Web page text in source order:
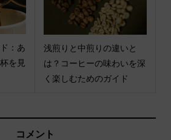
：あ
を見
浅煎りと中煎りの違いと
は？コーヒーの味わいを深
く楽しむためのガイド
コメント